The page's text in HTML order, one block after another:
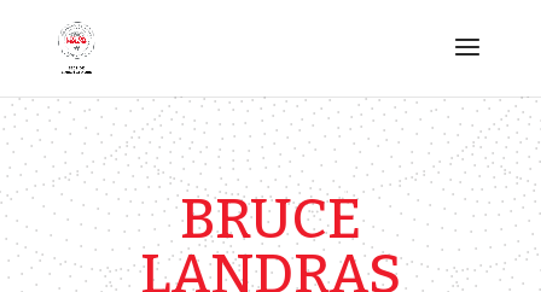
BRUCE
LANDRAS